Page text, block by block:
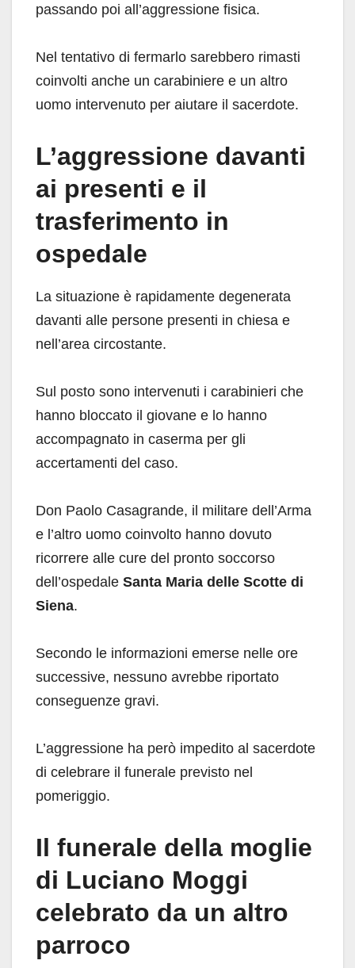
passando poi all’aggressione fisica.
Nel tentativo di fermarlo sarebbero rimasti
coinvolti anche un carabiniere e un altro
uomo intervenuto per aiutare il sacerdote.
L’aggressione davanti
ai presenti e il
trasferimento in
ospedale
La situazione è rapidamente degenerata
davanti alle persone presenti in chiesa e
nell’area circostante.
Sul posto sono intervenuti i carabinieri che
hanno bloccato il giovane e lo hanno
accompagnato in caserma per gli
accertamenti del caso.
Don Paolo Casagrande, il militare dell’Arma
e l’altro uomo coinvolto hanno dovuto
ricorrere alle cure del pronto soccorso
dell’ospedale Santa Maria delle Scotte di
Siena.
Secondo le informazioni emerse nelle ore
successive, nessuno avrebbe riportato
conseguenze gravi.
L’aggressione ha però impedito al sacerdote
di celebrare il funerale previsto nel
pomeriggio.
Il funerale della moglie
di Luciano Moggi
celebrato da un altro
parroco